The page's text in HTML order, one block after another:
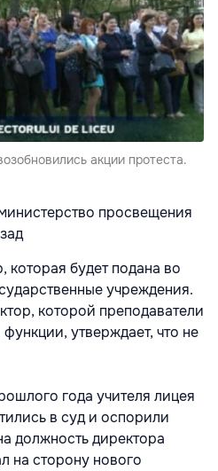
акции протеста.
просвещения
будет подана во
учреждения.
которой преподаватели
утверждает, что не
года учителя лицея
в суд и оспорили
должность директора
на сторону нового